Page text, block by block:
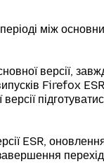
між
версії,
Firefox
ESR,